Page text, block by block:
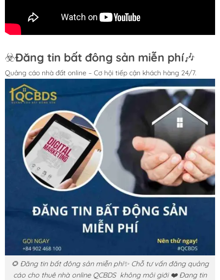
☣️Đăng tin bất đông sản miễn phí🎶
Quảng cáo nhà đất online – Cơ hội tiếp cận khách hàng 24/7.
🌻 Đăng tin bất đông sản miễn phí✨ Chỗ tư vấn đăng quảng
cáo cho thuê nhà online QCBDS không môi giới ❤️ Đang tin